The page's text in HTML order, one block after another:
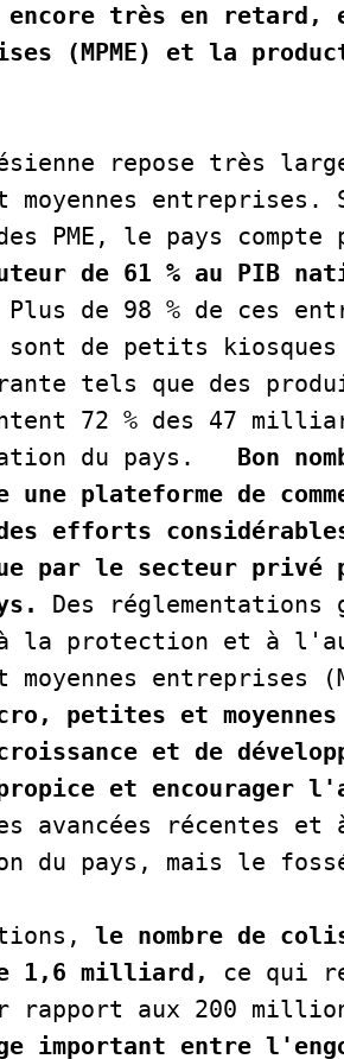
encore très en
(MPME) et la
repose très
entreprises.
PME, le pays compte
de 61 % au PIB
de 98 % de ces
de petits
tels que des
72 % des 47
du pays. Bon
une plateforme de
des efforts
par le secteur privé
Des
protection et à
entreprises
petites et moyennes
et de
et encourager
avancées récentes
du pays, mais le
le nombre de
1,6 milliard,
ce qui
rapport aux 200
important entre